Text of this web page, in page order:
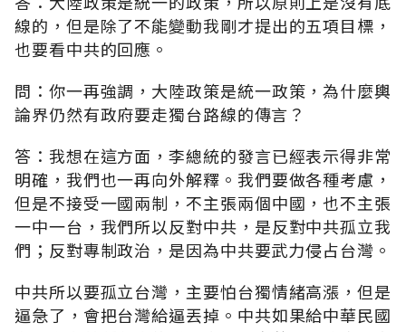
線的，但是除了不能變動我剛才提出的五項目標，
也要看中共的回應。
問：你一再強調，大陸政策是統一政策，為什麼輿
論界仍然有政府要走獨台路線的傳言？
答：我想在這方面，李總統的發言已經表示得非常
明確，我們也一再向外解釋。我們要做各種考慮，
但是不接受一國兩制，不主張兩個中國，也不主張
一中一台，我們所以反對中共，是反對中共孤立我
們；反對專制政治，是因為中共要武力侵占台灣。
中共所以要孤立台灣，主要怕台獨情緒高漲，但是
逼急了，會把台灣給逼丟掉。中共如果給中華民國